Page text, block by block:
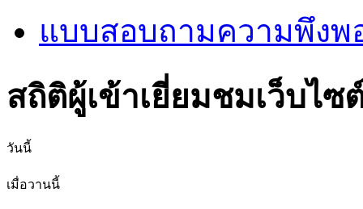
แบบสอบถามความพึงพ
สถิติผู้เข้าเยี่ยมชมเว็บไซ
วันนี้
เมื่อวานนี้